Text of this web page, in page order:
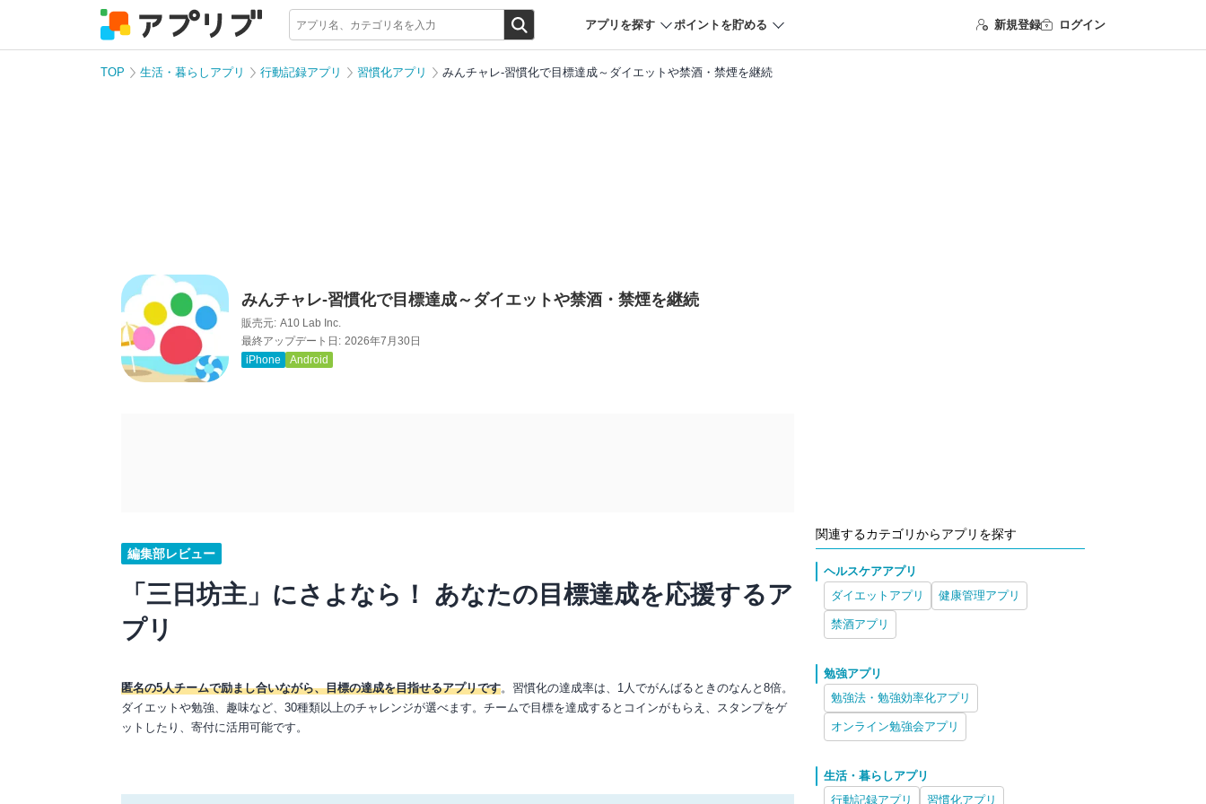
アプリを探す ポイントを貯める 新規登録 ログイン
TOP 生活・暮らしアプリ 行動記録アプリ 習慣化アプリ みんチャレ-習慣化で目標達成～ダイエットや禁酒・禁煙を継続
みんチャレ-習慣化で目標達成～ダイエットや禁酒・禁煙を継続
販売元: A10 Lab Inc.
最終アップデート日: 2026年7月30日
iPhone
Android
編集部レビュー
「三日坊主」にさよなら！ あなたの目標達成を応援するア
プリ
匿名の5人チームで励まし合いながら、目標の達成を目指せるアプリです。習慣化の達成率は、1人でがんばるときのなんと8倍。
ダイエットや勉強、趣味など、30種類以上のチャレンジが選べます。チームで目標を達成するとコインがもらえ、スタンプをゲ
ットしたり、寄付に活用可能です。
関連するカテゴリからアプリを探す
ヘルスケアアプリ
ダイエットアプリ
健康管理アプリ
禁酒アプリ
勉強アプリ
勉強法・勉強効率化アプリ
オンライン勉強会アプリ
生活・暮らしアプリ
行動記録アプリ
習慣化アプリ